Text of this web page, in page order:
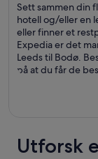
Sett sammen din
hotell og/eller en
eller finner et
Expedia er det
Leeds til Bodø.
på at du får de
Utforsk